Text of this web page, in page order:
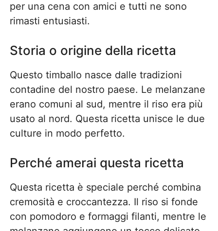
per una cena con amici e tutti ne sono
rimasti entusiasti.
Storia o origine della ricetta
Questo timballo nasce dalle tradizioni
contadine del nostro paese. Le melanzane
erano comuni al sud, mentre il riso era più
usato al nord. Questa ricetta unisce le due
culture in modo perfetto.
Perché amerai questa ricetta
Questa ricetta è speciale perché combina
cremosità e croccantezza. Il riso si fonde
con pomodoro e formaggi filanti, mentre le